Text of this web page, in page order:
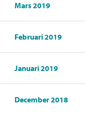
Mars 2019
Februari 2019
Januari 2019
December 2018